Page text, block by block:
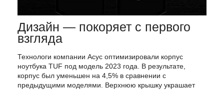
Дизайн — покоряет с первого
взгляда
Технологи компании Асус оптимизировали корпус
ноутбука TUF под модель 2023 года. В результате,
корпус был уменьшен на 4,5% в сравнении с
предыдущими моделями. Верхнюю крышку украшает